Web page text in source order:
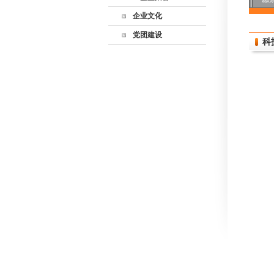
企业文化
党团建设
科